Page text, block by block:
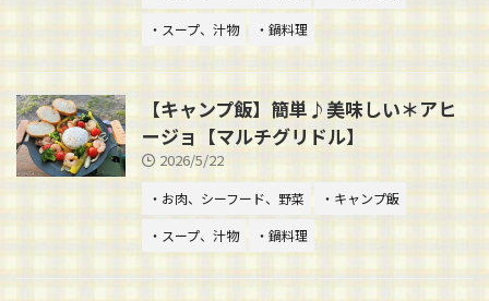
・スープ、汁物
・鍋料理
【キャンプ飯】簡単♪美味しい＊アヒ
ージョ【マルチグリドル】
2026/5/22
・お肉、シーフード、野菜
・キャンプ飯
・スープ、汁物
・鍋料理